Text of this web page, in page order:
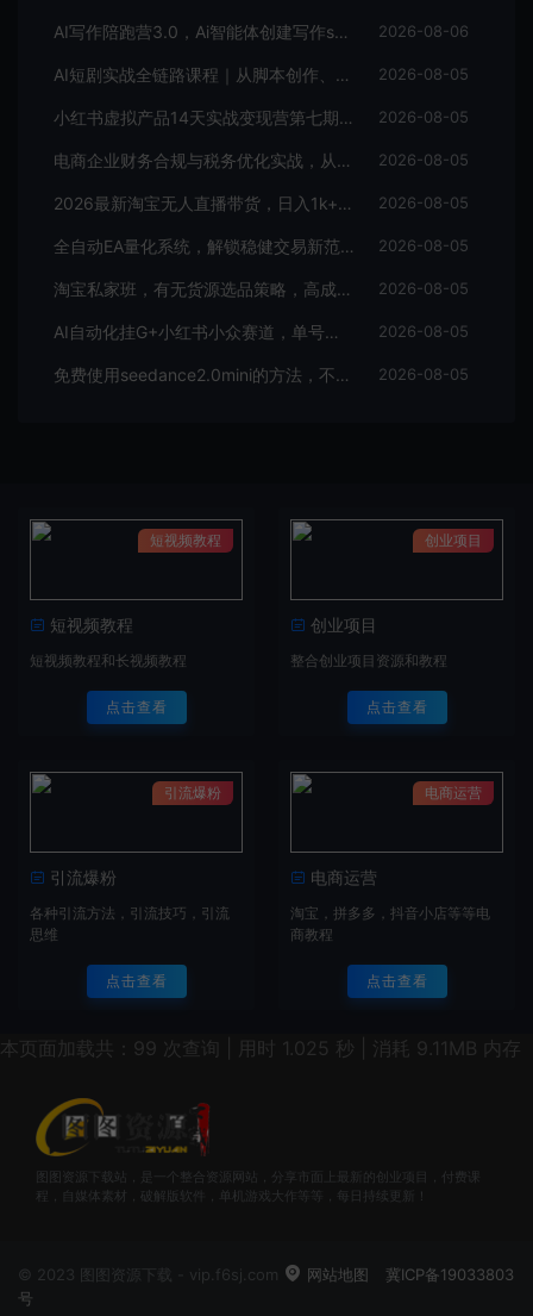
AI写作陪跑营3.0，Ai智能体创建写作skill（workbuddy）+人工手写模式（手搓模式），去除AI痕迹（头条号、公众号、百家号）（更新0806） 2026-08-06
AI短剧实战全链路课程｜从脚本创作、人设场景分镜设计到LibTV高阶实操、一键成片标准化交付教程 2026-08-05
小红书虚拟产品14天实战变现营第七期，打通从选品、原创产品、内容引流到多渠道成交全链路 2026-08-05
电商企业财务合规与税务优化实战，从行业合规大势切入，系统梳理增值税、企业所得税、个税等全税种要点 2026-08-05
2026最新淘宝无人直播带货，日入1k+，无违规·稳定·可持续，抓住风口，轻松上手，收益可见【揭秘】 2026-08-05
全自动EA量化系统，解锁稳健交易新范式，24小时不断交易，日入500+，当天收益当天到账，无需熬夜盯盘，解放双手，时间自由【揭秘】 2026-08-05
淘宝私家班，有无货源选品策略，高成功率爆款全流程打法，全店动销与淘短+付费引流（更新2026年08月05日） 2026-08-05
AI自动化挂G+小红书小众赛道，单号单月实测1.5w+，可多号矩阵操作【揭秘】 2026-08-05
免费使用seedance2.0mini的方法，不能真人，可以无限10秒视频，9图+3音频参考 2026-08-05
短视频教程
短视频教程
短视频教程和长视频教程
点击查看
创业项目
创业项目
整合创业项目资源和教程
点击查看
引流爆粉
引流爆粉
各种引流方法，引流技巧，引流
思维
点击查看
电商运营
电商运营
淘宝，拼多多，抖音小店等等电
商教程
点击查看
本页面加载共：99 次查询 | 用时 1.025 秒 | 消耗 9.11MB 内存
图图资源下载站，是一个整合资源网站，分享市面上最新的创业项目，付费课
程，自媒体素材，破解版软件，单机游戏大作等等，每日持续更新！
© 2023 图图资源下载 - vip.f6sj.com 网站地图
冀ICP备19033803
号